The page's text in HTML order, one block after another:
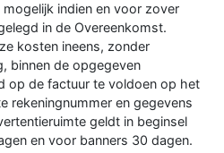
indien en voor zover
in de Overeenkomst.
kosten ineens, zonder
binnen de opgegeven
op de factuur te voldoen op het
rekeningnummer en gegevens
geldt in beginsel
en voor banners 30 dagen.